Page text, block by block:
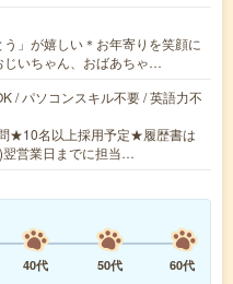
」が嬉しい＊お年寄りを笑顔に
じいちゃん、おばあちゃ…
/ パソコンスキル不要 / 英語力不
★10名以上採用予定★履歴書は
営業日までに担当…
40代 50代
60代